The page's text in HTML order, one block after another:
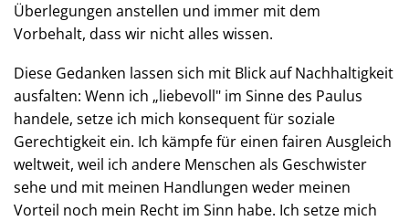
Überlegungen anstellen und immer mit dem
Vorbehalt, dass wir nicht alles wissen.
Diese Gedanken lassen sich mit Blick auf Nachhaltigkeit
ausfalten: Wenn ich „liebevoll" im Sinne des Paulus
handele, setze ich mich konsequent für soziale
Gerechtigkeit ein. Ich kämpfe für einen fairen Ausgleich
weltweit, weil ich andere Menschen als Geschwister
sehe und mit meinen Handlungen weder meinen
Vorteil noch mein Recht im Sinn habe. Ich setze mich